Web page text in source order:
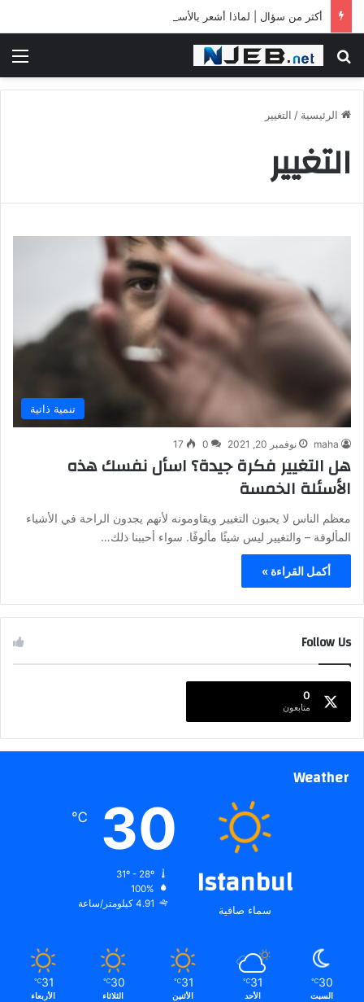
أكثر من سؤال | لماذا أشعر بالأسف دائما؟
بحث عن
الرئيسية / التغيير
التغيير
تنمية ذاتية
maha نوفمبر 20, 2021 0
17
هل التغيير فكرة جيدة؟ اسأل نفسك هذه
الأسئلة الخمسة
معظم الناس لا يحبون التغيير ويقاومونه لأنهم يجدون الراحة في الأشياء
المألوفة – والتغيير ليس شيئًا مألوفًا. سواء أحببنا ذلك…
أكمل القراءة »
Follow Us
0
متابعون
Weather
Istanbul
سماء صافية
30
℃
100%
4.91 كيلومتر/ساعة
30
℃
السبت
31
℃
الأحد
31
℃
الأثنين
30
℃
الثلاثاء
31
℃
الأربعاء